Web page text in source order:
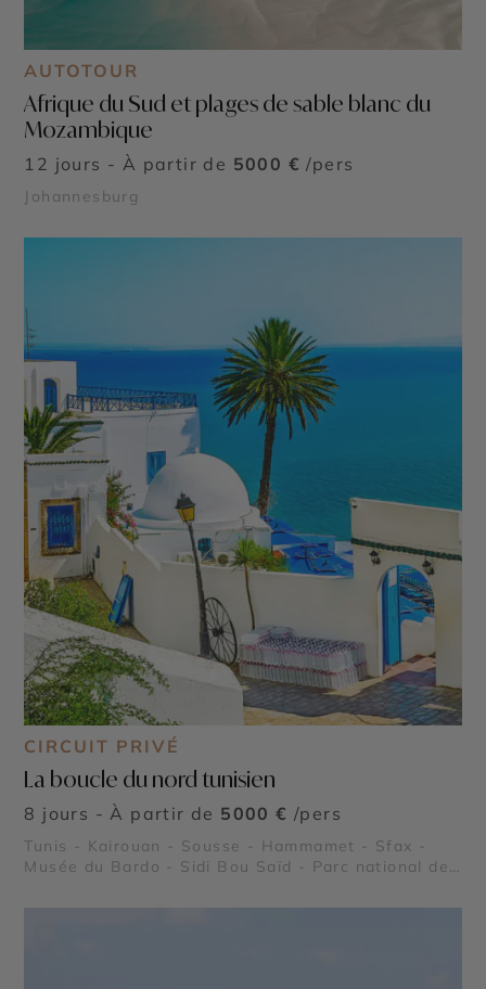
AUTOTOUR
Afrique du Sud et plages de sable blanc du
Mozambique
12 jours - À partir de 5000 € /pers
Johannesburg
CIRCUIT PRIVÉ
La boucle du nord tunisien
8 jours - À partir de 5000 € /pers
Tunis - Kairouan - Sousse - Hammamet - Sfax -
Musée du Bardo - Sidi Bou Saïd - Parc national de